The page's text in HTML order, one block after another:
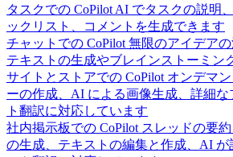
タスクでの CoPilot AI でタスクの説明
ックリスト、コメントを生成できます
チャットでの CoPilot 無限のアイデア
テキストの生成やブレインストーミン
サイトとストアでの CoPilot オンデマ
ーの作成、AI による画像生成、詳細な
ト翻訳に対応しています
社内掲示板での CoPilot スレッドの要
の生成、テキストの編集と作成、AI が